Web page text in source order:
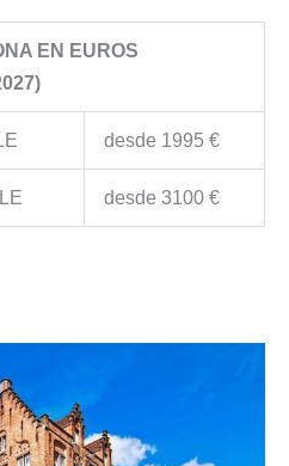
EN EUROS
desde 1995 €
desde 3100 €